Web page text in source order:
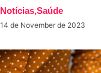
Notícias,Saúde
14 de November de 2023